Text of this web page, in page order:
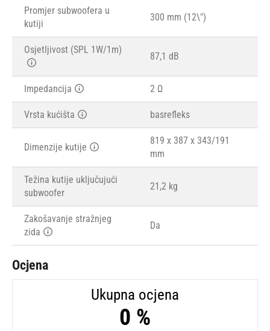
Promjer subwoofera u
kutiji
300 mm (12\")
Osjetljivost (SPL 1W/1m)
87,1 dB
Impedancija 2 Ω
Vrsta kućišta basrefleks
Dimenzije kutije
819 x 387 x 343/191
mm
Težina kutije uključujući
subwoofer
21,2 kg
Zakošavanje stražnjeg
zida
Da
Ocjena
Ukupna ocjena
0 %